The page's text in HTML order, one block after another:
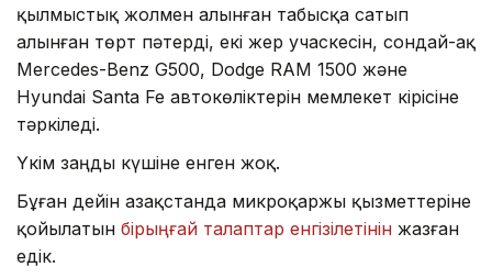
қылмыстық жолмен алынған табысқа сатып
алынған төрт пәтерді, екі жер учаскесін, сондай-ақ
Mercedes-Benz G500, Dodge RAM 1500 және
Hyundai Santa Fe автокөліктерін мемлекет кірісіне
тәркіледі.
Үкім заңды күшіне енген жоқ.
Бұған дейін Қазақстанда микроқаржы қызметтеріне
қойылатын бірыңғай талаптар енгізілетінін жазған
едік.